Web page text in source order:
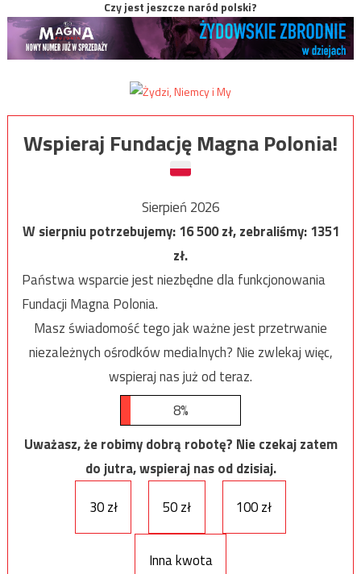
Czy jest jeszcze naród polski?
Wspieraj Fundację Magna Polonia!
Sierpień 2026
W sierpniu potrzebujemy:16 500zł, zebraliśmy:1351
zł.
Państwa wsparcie jest niezbędne dla funkcjonowania
Fundacji Magna Polonia.
Masz świadomość tego jak ważne jest przetrwanie
niezależnych ośrodków medialnych? Nie zwlekaj więc,
wspieraj nas już od teraz.
8%
Uważasz, że robimy dobrą robotę? Nie czekaj zatem
do jutra, wspieraj nas od dzisiaj.
30 zł
50 zł 100 zł
Inna kwota